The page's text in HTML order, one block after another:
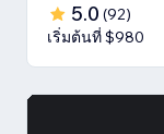
5.0 (92)
เริ่มต้นที่ $980